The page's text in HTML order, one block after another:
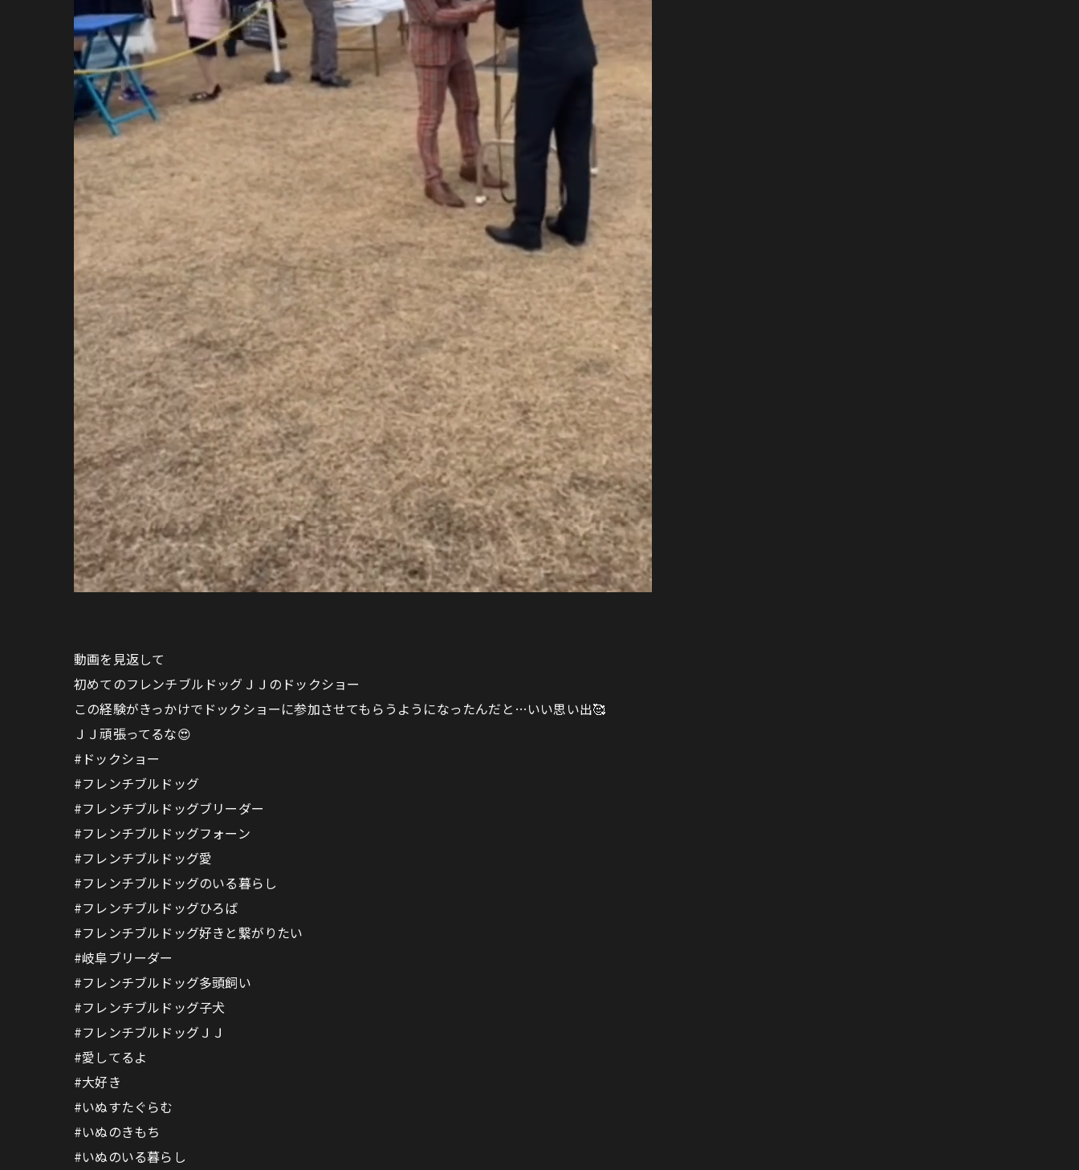
動画を見返して
初めてのフレンチブルドッグＪＪのドックショー
この経験がきっかけでドックショーに参加させてもらうようになったんだと…いい思い出🥰
ＪＪ頑張ってるな😍
#ドックショー
#フレンチブルドッグ
#フレンチブルドッグブリーダー
#フレンチブルドッグフォーン
#フレンチブルドッグ愛
#フレンチブルドッグのいる暮らし
#フレンチブルドッグひろば
#フレンチブルドッグ好きと繋がりたい
#岐阜ブリーダー
#フレンチブルドッグ多頭飼い
#フレンチブルドッグ子犬
#フレンチブルドッグＪＪ
#愛してるよ
#大好き
#いぬすたぐらむ
#いぬのきもち
#いぬのいる暮らし